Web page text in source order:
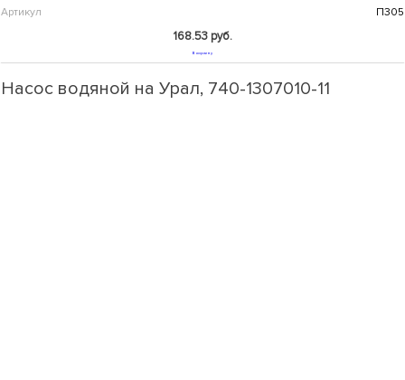
Артикул П305
168.53 руб.
В корзину
Насос водяной на Урал, 740-1307010-11